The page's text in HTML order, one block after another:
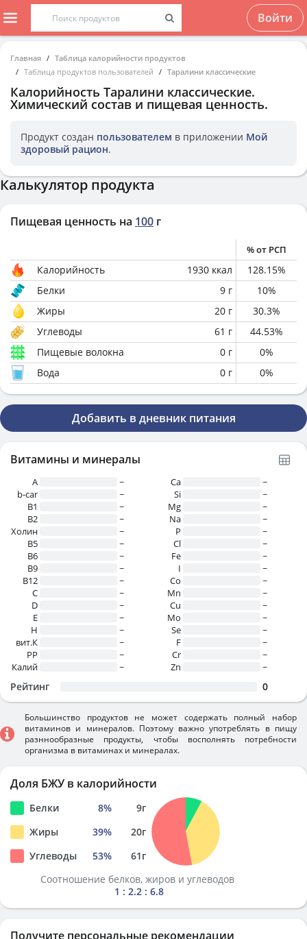
Войти
Главная
Таблица калорийности продуктов
Таблица продуктов пользователей
Таралини классические
Калорийность Таралини классические.
Химический состав и пищевая ценность.
Продукт создан пользователем в приложении Мой
здоровый рацион.
Калькулятор продукта
Пищевая ценность на 100 г
% от РСП
Калорийность 1930 ккал 128.15%
Белки
9 г 10%
Жиры
20 г 30.3%
Углеводы
61 г 44.53%
Пищевые волокна
0 г 0%
Вода
0 г 0%
Добавить в дневник питания
Витамины и минералы
A
~
b-car
~
В1
~
B2
~
Холин
~
B5
~
B6
~
B9
~
B12
~
C
~
D
~
E
~
H
~
вит.К
~
PP
~
Калий
~
Ca
~
Si
~
Mg
~
Na
~
P
~
Cl
~
Fe
~
I
~
Co
~
Mn
~
Cu
~
Mo
~
Se
~
F
~
Cr
~
Zn
~
Рейтинг 0
Большинство продуктов не может содержать полный набор
витаминов и минералов. Поэтому важно употреблять в пищу
разннообразные продукты, чтобы восполнять потребности
организма в витаминах и минералах.
Доля БЖУ в калорийности
Белки 8% 9г
Жиры
39% 20г
Углеводы
53% 61г
Соотношение белков, жиров и углеводов
1 : 2.2 : 6.8
Получите персональные рекомендации